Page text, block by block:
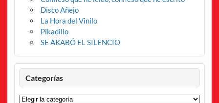
Disco Añejo
La Hora del Vinilo
Pikadillo
SE AKABÓ EL SILENCIO
Categorías
Categorías